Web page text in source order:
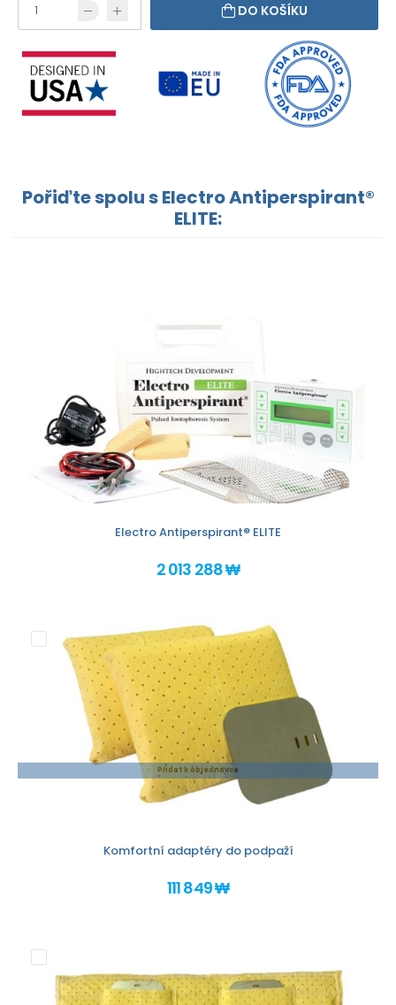
DO KOŠÍKU
Pořiďte spolu s Electro Antiperspirant®
ELITE:
Electro Antiperspirant® ELITE
2 013 288 ₩
Přidat k objednávce
Komfortní adaptéry do podpaží
111 849 ₩